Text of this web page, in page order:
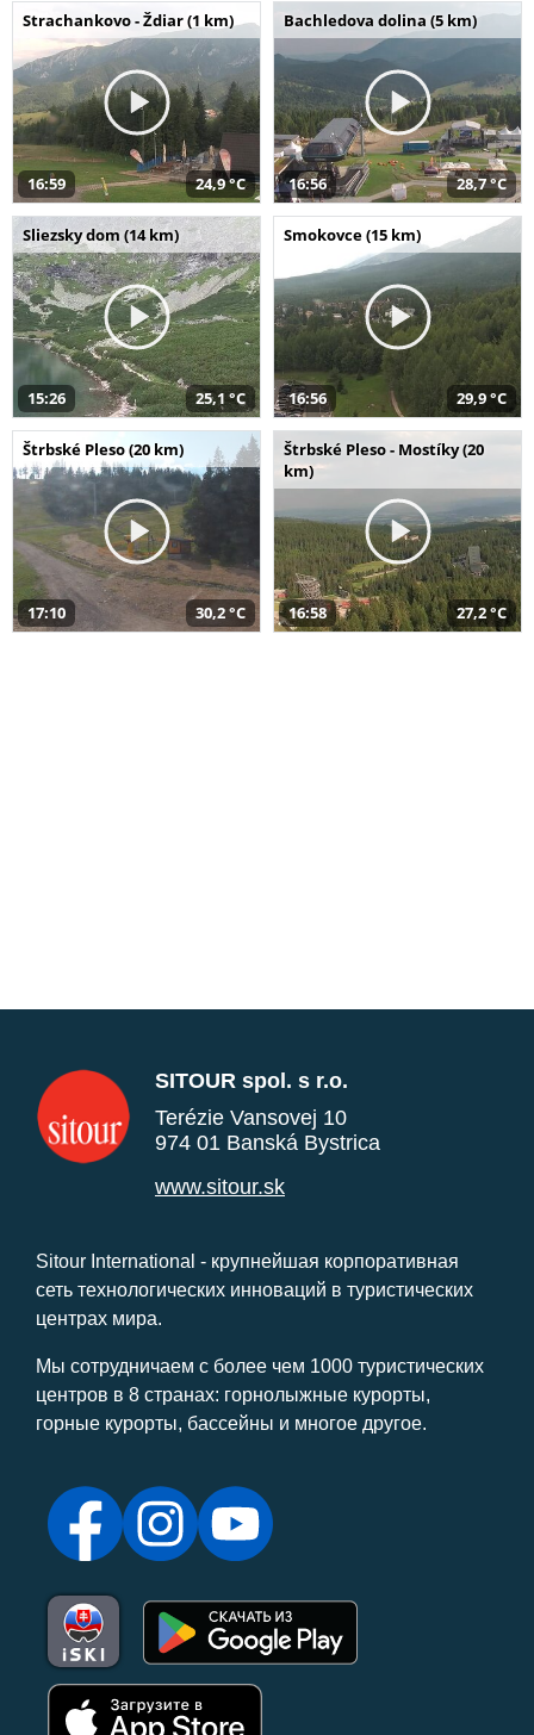
Strachankovo - Ždiar (1 km)
16:59 24,9 °C
Bachledova dolina (5 km)
16:56 28,7 °C
Sliezsky dom (14 km)
15:26 25,1 °C
Smokovce (15 km)
16:56 29,9 °C
Štrbské Pleso (20 km)
17:10 30,2 °C
Štrbské Pleso - Mostíky (20
km)
16:58 27,2 °C
SITOUR spol. s r.o.
Terézie Vansovej 10
974 01 Banská Bystrica
www.sitour.sk
Sitour International - крупнейшая корпоративная
сеть технологических инноваций в туристических
центрах мира.
Мы сотрудничаем с более чем 1000 туристических
центров в 8 странах: горнолыжные курорты,
горные курорты, бассейны и многое другое.